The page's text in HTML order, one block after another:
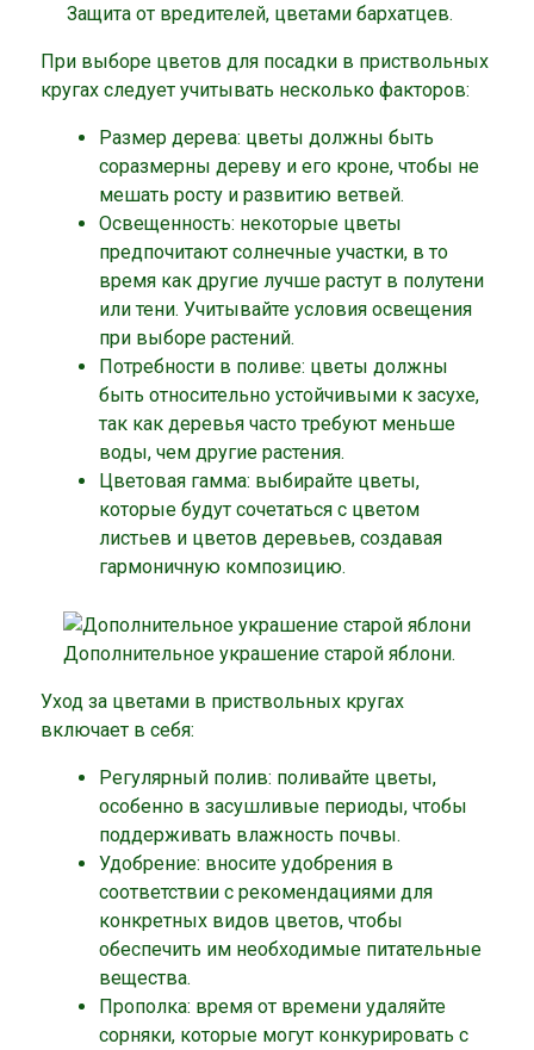
Защита от вредителей, цветами бархатцев.
При выборе цветов для посадки в приствольных
кругах следует учитывать несколько факторов:
Размер дерева: цветы должны быть
соразмерны дереву и его кроне, чтобы не
мешать росту и развитию ветвей.
Освещенность: некоторые цветы
предпочитают солнечные участки, в то
время как другие лучше растут в полутени
или тени. Учитывайте условия освещения
при выборе растений.
Потребности в поливе: цветы должны
быть относительно устойчивыми к засухе,
так как деревья часто требуют меньше
воды, чем другие растения.
Цветовая гамма: выбирайте цветы,
которые будут сочетаться с цветом
листьев и цветов деревьев, создавая
гармоничную композицию.
Дополнительное украшение старой яблони.
Уход за цветами в приствольных кругах
включает в себя:
Регулярный полив: поливайте цветы,
особенно в засушливые периоды, чтобы
поддерживать влажность почвы.
Удобрение: вносите удобрения в
соответствии с рекомендациями для
конкретных видов цветов, чтобы
обеспечить им необходимые питательные
вещества.
Прополка: время от времени удаляйте
сорняки, которые могут конкурировать с